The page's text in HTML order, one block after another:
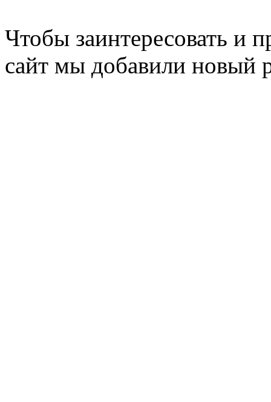
Чтобы заинтересовать и
сайт мы добавили новый